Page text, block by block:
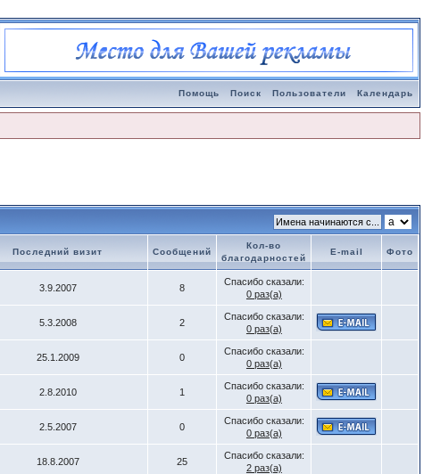
Помощь Поиск Пользователи Календарь
Последний визит Сообщений
Кол-во
благодарностей
E-mail Фото
3.9.2007 8
Спасибо сказали:
0 раз(а)
5.3.2008 2
Спасибо сказали:
0 раз(а)
25.1.2009 0
Спасибо сказали:
0 раз(а)
2.8.2010 1
Спасибо сказали:
0 раз(а)
2.5.2007 0
Спасибо сказали:
0 раз(а)
18.8.2007 25
Спасибо сказали:
2 раз(а)